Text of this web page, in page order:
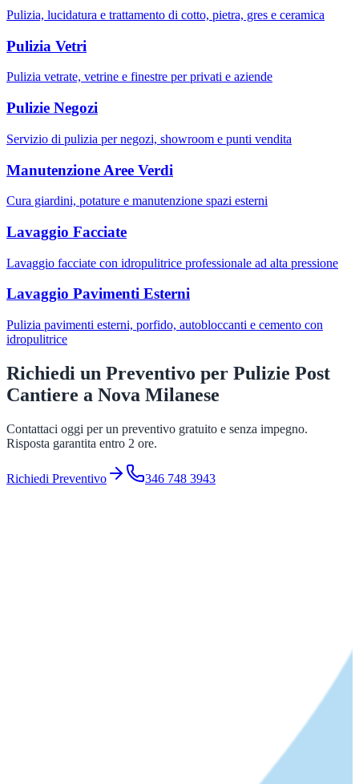
Pulizia, lucidatura e trattamento di cotto, pietra, gres e ceramica
Pulizia Vetri
Pulizia vetrate, vetrine e finestre per privati e aziende
Pulizie Negozi
Servizio di pulizia per negozi, showroom e punti vendita
Manutenzione Aree Verdi
Cura giardini, potature e manutenzione spazi esterni
Lavaggio Facciate
Lavaggio facciate con idropulitrice professionale ad alta pressione
Lavaggio Pavimenti Esterni
Pulizia pavimenti esterni, porfido, autobloccanti e cemento con
idropulitrice
Richiedi un Preventivo per Pulizie Post
Cantiere a Nova Milanese
Contattaci oggi per un preventivo gratuito e senza impegno.
Risposta garantita entro 2 ore.
Richiedi Preventivo 346 748 3943